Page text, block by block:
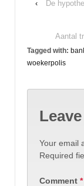
‹
De
Aantal
Tagged with:
woekerpolis
Your email
Required
Comment *